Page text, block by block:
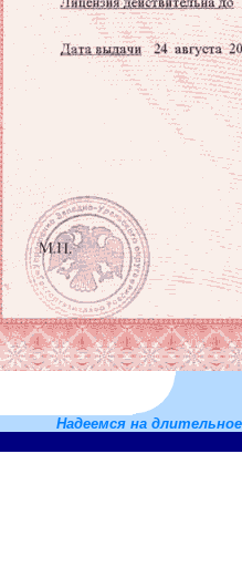
Надеемся на